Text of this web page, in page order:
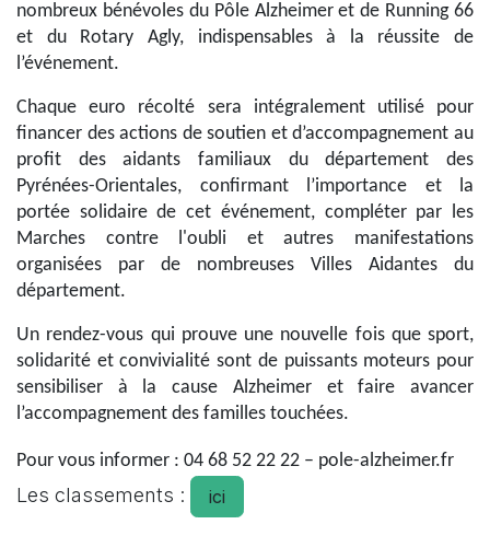
nombreux bénévoles du Pôle Alzheimer et de Running 66
et du Rotary Agly, indispensables à la réussite de
l’événement.
Chaque euro récolté sera intégralement utilisé pour
financer desactions de soutien et d’accompagnement au
profit des aidants familiaux du département des
Pyrénées-Orientales, confirmant l’importance et la
portée solidaire de cet événement​, compléter par les
Marches contre l'oubli et autres manifestations
organisées par de nombreuses Villes Aidantes du
département.
Un rendez-vous qui prouve une nouvelle fois que sport,
solidarité et convivialité sont de puissants moteurs pour
sensibiliser à la cause Alzheimer et faire avancer
l’accompagnement des familles touchées.
Pour vous informer : 04 68 52 22 22 – pole-alzheimer.fr
Les classements : ici